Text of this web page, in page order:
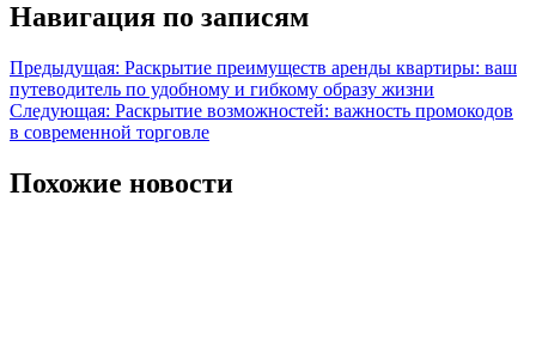
Навигация по записям
Предыдущая: Раскрытие преимуществ аренды квартиры: ваш
путеводитель по удобному и гибкому образу жизни
Следующая: Раскрытие возможностей: важность промокодов
в современной торговле
Похожие новости